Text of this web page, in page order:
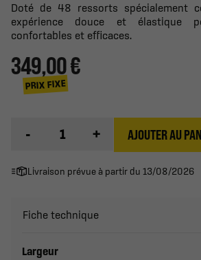
Doté de 48 ressorts spécialement
expérience douce et élastique
confortables et efficaces.
349,00 €
PRIX FIXE
- + AJOUTER AU
Livraison prévue à partir du 13/08/2026
Fiche technique
Largeur